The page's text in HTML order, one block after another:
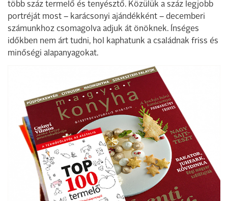
több száz termelő és tenyésztő. Közülük a száz legjobb
portréját most – karácsonyi ajándékként – decemberi
számunkhoz csomagolva adjuk át önöknek. Ínséges
időkben nem árt tudni, hol kaphatunk a családnak friss és
minőségi alapanyagokat.